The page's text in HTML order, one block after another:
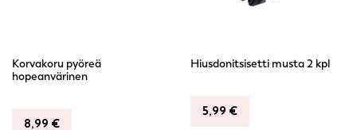
Korvakoru pyöreä
hopeanvärinen
8,99 €
Hiusdonitsisetti musta 2 kpl
5,99 €